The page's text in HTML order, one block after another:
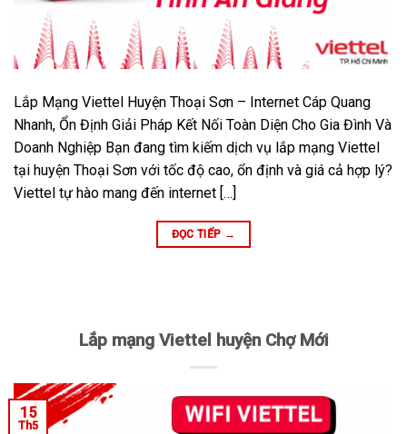
Lắp Mạng Viettel Huyện Thoại Sơn – Internet Cáp Quang
Nhanh, Ổn Định Giải Pháp Kết Nối Toàn Diện Cho Gia Đình Và
Doanh Nghiệp Bạn đang tìm kiếm dịch vụ lắp mạng Viettel
tại huyện Thoại Sơn với tốc độ cao, ổn định và giá cả hợp lý?
Viettel tự hào mang đến internet […]
ĐỌC TIẾP →
Lắp mạng Viettel huyện Chợ Mới
15
Th5